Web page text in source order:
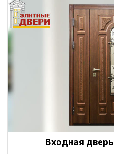
Входная